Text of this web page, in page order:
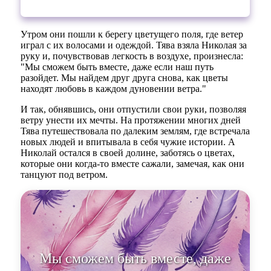
Утром они пошли к берегу цветущего поля, где ветер
играл с их волосами и одеждой. Тява взяла Николая за
руку и, почувствовав легкость в воздухе, произнесла:
"Мы сможем быть вместе, даже если наш путь
разойдет. Мы найдем друг друга снова, как цветы
находят любовь в каждом дуновении ветра."
И так, обнявшись, они отпустили свои руки, позволяя
ветру унести их мечты. На протяжении многих дней
Тява путешествовала по далеким землям, где встречала
новых людей и впитывала в себя чужие истории. А
Николай остался в своей долине, заботясь о цветах,
которые они когда-то вместе сажали, замечая, как они
танцуют под ветром.
Мы сможем быть вместе, даже